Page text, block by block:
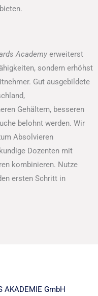
Academy erweiterst
sondern erhöhst
Gut ausgebildete
Gehältern, besseren
belohnt werden. Wir
Absolvieren
Dozenten mit
kombinieren. Nutze
ersten Schritt in
AKADEMIE GmbH